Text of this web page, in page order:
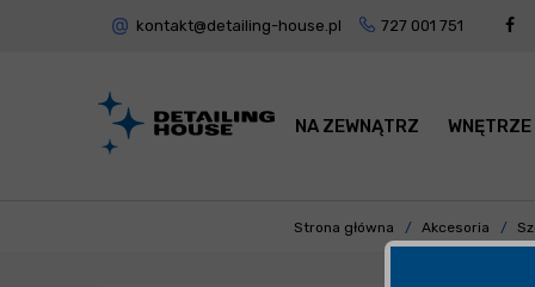
kontakt@detailing-house.pl 727 001 751
NA ZEWNĄTRZ WNĘTRZE
Strona główna Akcesoria